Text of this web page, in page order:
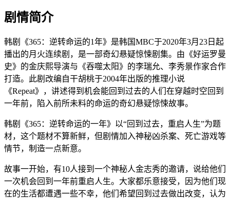
剧情简介
韩剧《365：逆转命运的1年》是韩国MBC于2020年3月23日起
播出的月火连续剧，是一部奇幻悬疑惊悚剧集。由《好运罗曼
史》的金庆熙导演与《吞噬太阳》的李瑞允、李秀景作家合作
打造。此剧改编自干胡桃于2004年出版的推理小说
《Repeat》，讲述得到机会能回到过去的人们在穿越时空回到
一年前，陷入前所未料的命运的奇幻悬疑惊悚故事。
韩剧《365：逆转命运的一年》以“回到过去，重启人生”为题
材，这个题材不算新鲜，但剧情加入神秘凶杀案、死亡游戏等
情节，制造一点新意。
故事一开始，有10人接到一个神秘人金志秀的邀请，说给他们
一次机会回到一年前重启人生。大家都乐意接受，因为他们现
在的生活都遭遇一些不幸，他们希望回到过去做出改变，认为